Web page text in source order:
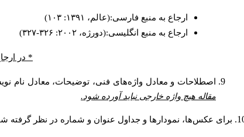
ارجاع به منبع فارسی:(عالم، ۱۳۹۱: ۱۰۳)
ارجاع به منبع انگلیسی:(دورژه، ۲۰۰۲: ۳۲۶-۳۲۷)
* در
اصطلاحات و معادل واژه‌های فنی، توضیحات، معادل نام
مقاله هیچ واژه خارجی نباید آورده شود.
برای عکس‌ها، نمودارها و جداول عنوان و شماره در نظر گرفته